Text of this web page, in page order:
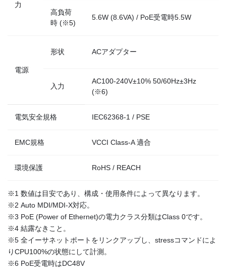
力
高負荷
時 (※5)
5.6W (8.6VA) / PoE受電時5.5W
電源
形状 ACアダプター
入力
AC100-240V±10% 50/60Hz±3Hz
(※6)
電気安全規格 IEC62368-1 / PSE
EMC規格 VCCI Class-A 適合
環境保護 RoHS / REACH
※1 数値は目安であり、構成・使用条件によって異なります。
※2 Auto MDI/MDI-X対応。
※3 PoE (Power of Ethernet)の電力クラス分類はClass 0です。
※4 結露なきこと。
※5 全イーサネットポートをリンクアップし、stressコマンドによ
りCPU100%の状態にして計測。
※6 PoE受電時はDC48V